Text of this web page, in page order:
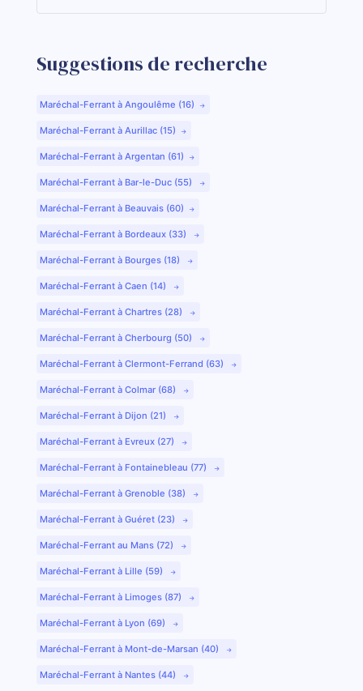
Suggestions de recherche
Maréchal-Ferrant à Angoulême (16)
Maréchal-Ferrant à Aurillac (15)
Maréchal-Ferrant à Argentan (61)
Maréchal-Ferrant à Bar-le-Duc (55)
Maréchal-Ferrant à Beauvais (60)
Maréchal-Ferrant à Bordeaux (33)
Maréchal-Ferrant à Bourges (18)
Maréchal-Ferrant à Caen (14)
Maréchal-Ferrant à Chartres (28)
Maréchal-Ferrant à Cherbourg (50)
Maréchal-Ferrant à Clermont-Ferrand (63)
Maréchal-Ferrant à Colmar (68)
Maréchal-Ferrant à Dijon (21)
Maréchal-Ferrant à Evreux (27)
Maréchal-Ferrant à Fontainebleau (77)
Maréchal-Ferrant à Grenoble (38)
Maréchal-Ferrant à Guéret (23)
Maréchal-Ferrant au Mans (72)
Maréchal-Ferrant à Lille (59)
Maréchal-Ferrant à Limoges (87)
Maréchal-Ferrant à Lyon (69)
Maréchal-Ferrant à Mont-de-Marsan (40)
Maréchal-Ferrant à Nantes (44)